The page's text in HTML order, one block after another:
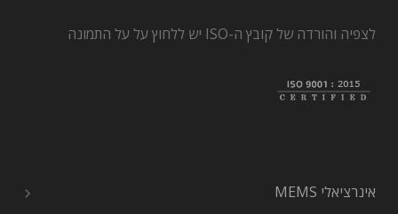
לצפיה והורדה של קובץ ה-ISO יש ללחוץ על על התמונה
אינרציאלי MEMS